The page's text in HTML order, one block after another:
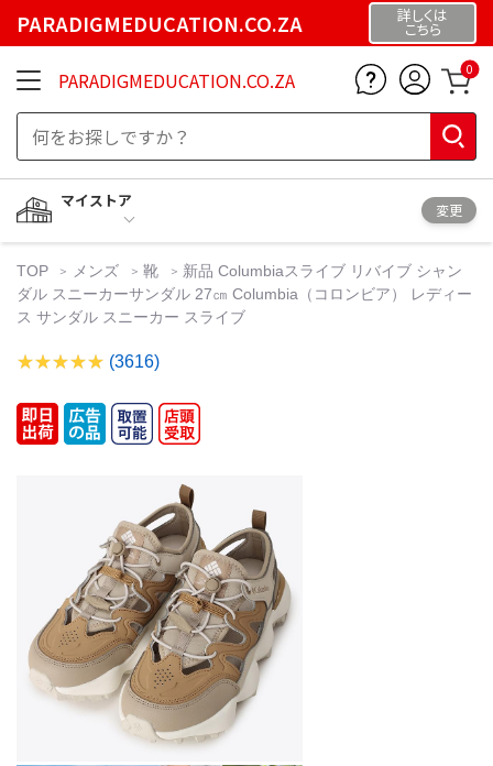
PARADIGMEDUCATION.CO.ZA 詳しくは
こちら
PARADIGMEDUCATION.CO.ZA 0
マイストア
変更
TOP メンズ 靴
新品 Columbiaスライブ リバイブ シャン
ダル スニーカーサンダル 27㎝ Columbia（コロンビア） レディー
ス サンダル スニーカー スライブ
(3616)